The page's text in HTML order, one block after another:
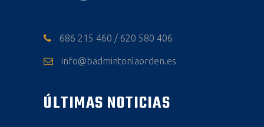
686 215 460 / 620 580 406
info@badmintonlaorden.es
ÚLTIMAS NOTICIAS